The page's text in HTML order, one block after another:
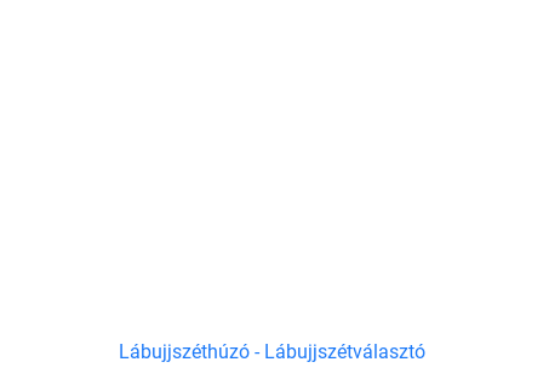
Lábujjszéthúzó - Lábujjszétválasztó